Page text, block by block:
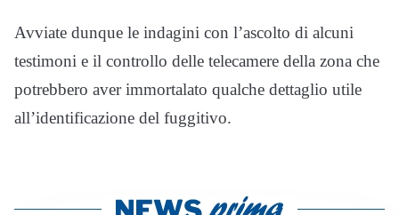
Avviate dunque le indagini con l’ascolto di alcuni
testimoni e il controllo delle telecamere della zona che
potrebbero aver immortalato qualche dettaglio utile
all’identificazione del fuggitivo.